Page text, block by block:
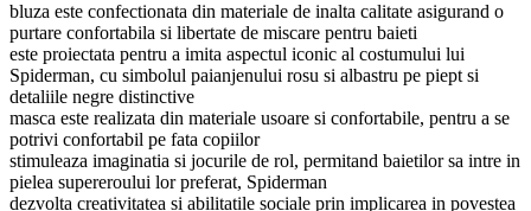
bluza este confectionata din materiale de inalta calitate asigurand o
purtare confortabila si libertate de miscare pentru baieti
este proiectata pentru a imita aspectul iconic al costumului lui
Spiderman, cu simbolul paianjenului rosu si albastru pe piept si
detaliile negre distinctive
masca este realizata din materiale usoare si confortabile, pentru a se
potrivi confortabil pe fata copiilor
stimuleaza imaginatia si jocurile de rol, permitand baietilor sa intre in
pielea supereroului lor preferat, Spiderman
dezvolta creativitatea si abilitatile sociale prin implicarea in povestea